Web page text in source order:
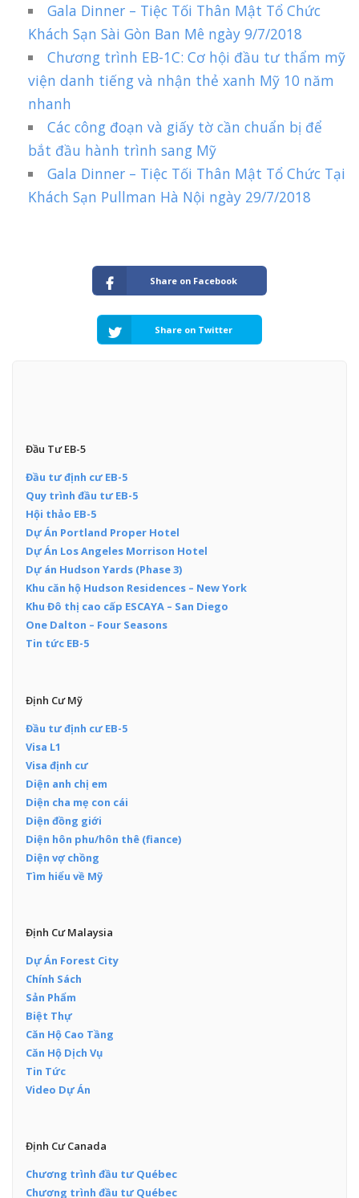
Gala Dinner – Tiệc Tối Thân Mật Tổ Chức
Khách Sạn Sài Gòn Ban Mê ngày 9/7/2018
Chương trình EB-1C: Cơ hội đầu tư thẩm mỹ
viện danh tiếng và nhận thẻ xanh Mỹ 10 năm
nhanh
Các công đoạn và giấy tờ cần chuẩn bị để
bắt đầu hành trình sang Mỹ
Gala Dinner – Tiệc Tối Thân Mật Tổ Chức Tại
Khách Sạn Pullman Hà Nội ngày 29/7/2018
Share on Facebook
Share on Twitter
Đầu Tư EB-5
Đầu tư định cư EB-5
Quy trình đầu tư EB-5
Hội thảo EB-5
Dự Án Portland Proper Hotel
Dự Án Los Angeles Morrison Hotel
Dự án Hudson Yards (Phase 3)
Khu căn hộ Hudson Residences – New York
Khu Đô thị cao cấp ESCAYA – San Diego
One Dalton – Four Seasons
Tin tức EB-5
Định Cư Mỹ
Đầu tư định cư EB-5
Visa L1
Visa định cư
Diện anh chị em
Diện cha mẹ con cái
Diện đồng giới
Diện hôn phu/hôn thê (fiance)
Diện vợ chồng
Tìm hiểu về Mỹ
Định Cư Malaysia
Dự Án Forest City
Chính Sách
Sản Phẩm
Biệt Thự
Căn Hộ Cao Tầng
Căn Hộ Dịch Vụ
Tin Tức
Video Dự Án
Định Cư Canada
Chương trình đầu tư Québec
Chương trình đầu tư Québec